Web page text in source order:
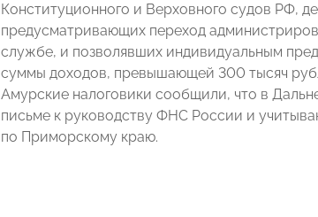
Конституционного и Верховного судов РФ,
предусматривающих переход
службе, и позволявших индивидуальным
суммы доходов, превышающей 300 тысяч
Амурские налоговики сообщили, что в
письме к руководству ФНС России и
по Приморскому краю.